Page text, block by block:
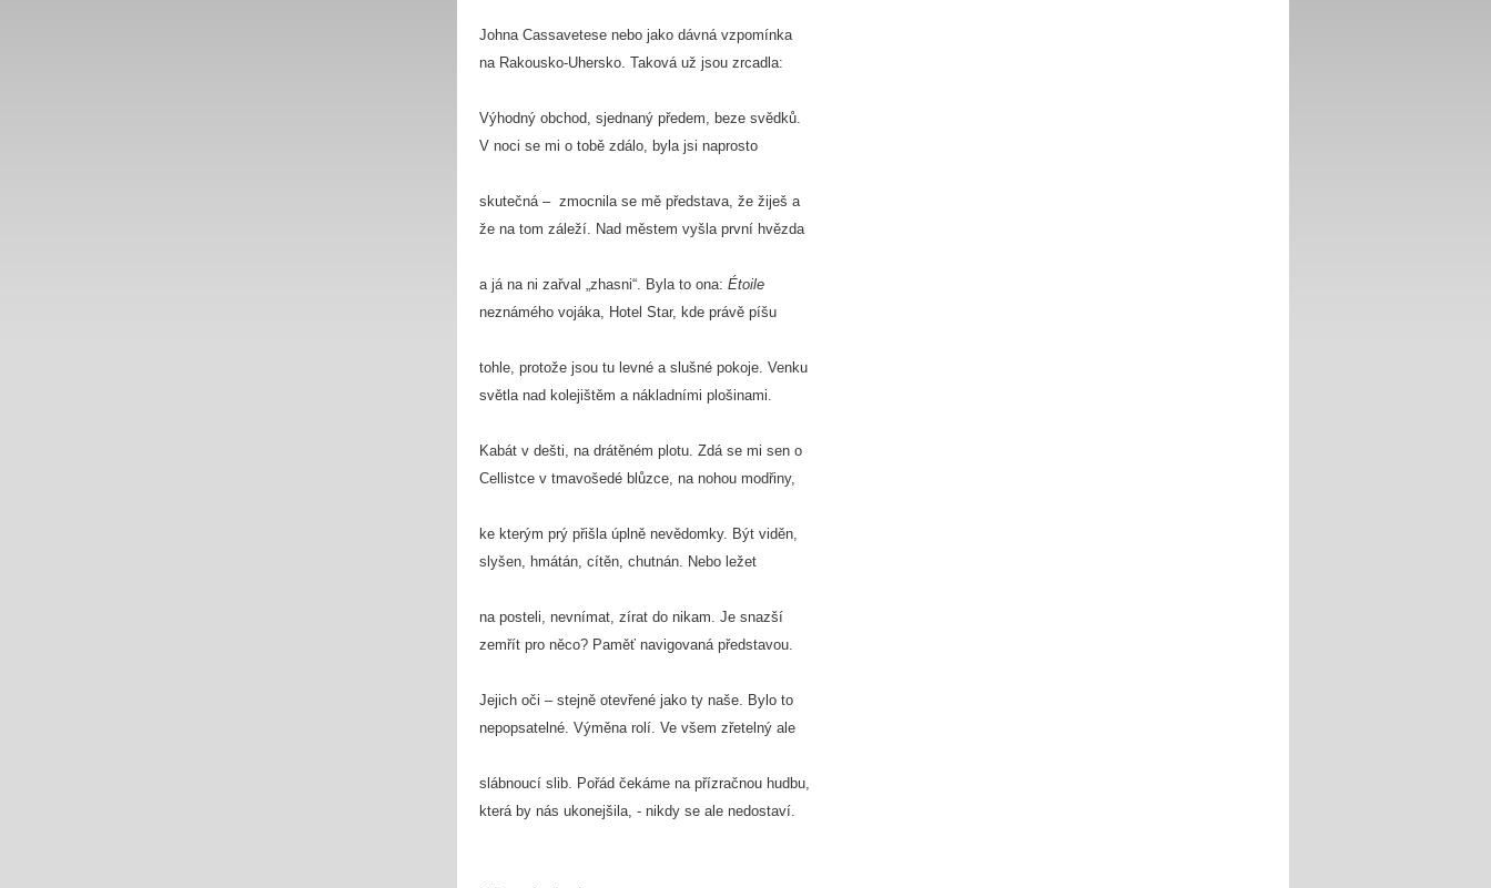
Johna Cassavetese nebo jako dávná vzpomínka
na Rakousko-Uhersko. Taková už jsou zrcadla:
Výhodný obchod, sjednaný předem, beze svědků.
V noci se mi o tobě zdálo, byla jsi naprosto
skutečná – zmocnila se mě představa, že žiješ a
že na tom záleží. Nad městem vyšla první hvězda
a já na ni zařval „zhasni“. Byla to ona: Étoile
neznámého vojáka, Hotel Star, kde právě píšu
tohle, protože jsou tu levné a slušné pokoje. Venku
světla nad kolejištěm a nákladními plošinami.
Kabát v dešti, na drátěném plotu. Zdá se mi sen o
Cellistce v tmavošedé blůzce, na nohou modřiny,
ke kterým prý přišla úplně nevědomky. Být viděn,
slyšen, hmátán, cítěn, chutnán. Nebo ležet
na posteli, nevnímat, zírat do nikam. Je snazší
zemřít pro něco? Paměť navigovaná představou.
Jejich oči – stejně otevřené jako ty naše. Bylo to
nepopsatelné. Výměna rolí. Ve všem zřetelný ale
slábnoucí slib. Pořád čekáme na přízračnou hudbu,
která by nás ukonejšila, - nikdy se ale nedostaví.